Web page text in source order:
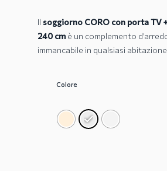
Il soggiorno CORO con porta TV
240 cm è un complemento
immancabile in qualsiasi
Colore